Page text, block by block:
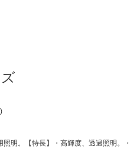
明。【特長】・高輝度、透過照明。